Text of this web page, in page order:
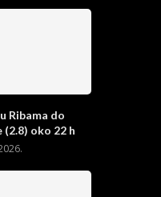
Ribama do
(2.8) oko 22 h